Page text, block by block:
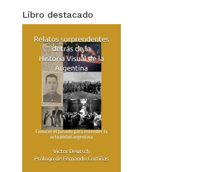
Libro destacado